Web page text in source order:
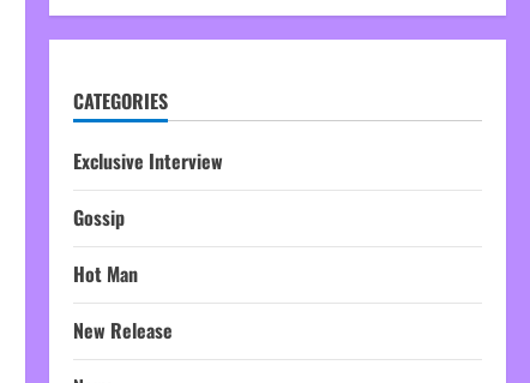
CATEGORIES
Exclusive Interview
Gossip
Hot Man
New Release